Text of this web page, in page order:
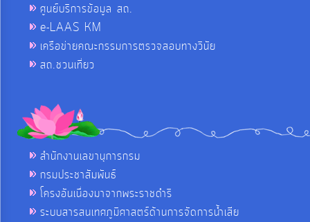
ศูนย์บริการข้อมูล สถ.
e-LAAS KM
เครือข่ายคณะกรรมการตรวจสอบทางวินัย
สถ.ชวนเที่ยว
สำนักงานเลขานุการกรม
กรมประชาสัมพันธ์
โครงอันเนื่องมาจากพระราชดำริ
ระบบสารสนเทศภูมิศาสตร์ด้านการจัดการน้ำเสีย